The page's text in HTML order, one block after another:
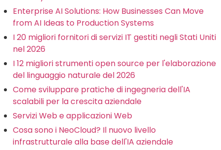
Enterprise AI Solutions: How Businesses Can Move
from AI Ideas to Production Systems
I 20 migliori fornitori di servizi IT gestiti negli Stati Uniti
nel 2026
I 12 migliori strumenti open source per l'elaborazione
del linguaggio naturale del 2026
Come sviluppare pratiche di ingegneria dell'IA
scalabili per la crescita aziendale
Servizi Web e applicazioni Web
Cosa sono i NeoCloud? Il nuovo livello
infrastrutturale alla base dell'IA aziendale